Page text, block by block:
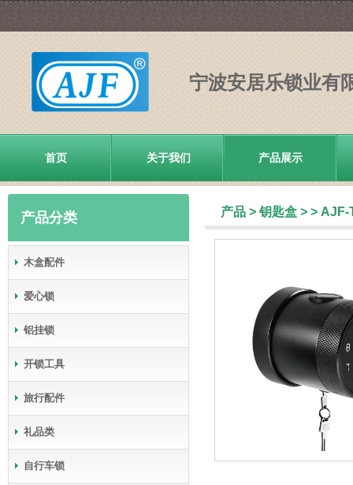
宁波安居乐锁业有
首页 关于我们 产品展示
产品分类
木盒配件
爱心锁
铝挂锁
开锁工具
旅行配件
礼品类
自行车锁
产品 > 钥匙盒 > > AJF-